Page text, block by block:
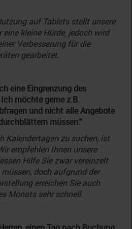
auf Tablets stellt unsere
kleine Hürde, jedoch wird
Verbesserung für die
gearbeitet.
eine Eingrenzung des
möchte gerne z.B.
und nicht alle Angebote
müssen."
Kalendertagen zu suchen, ist
empfehlen Ihnen unsere
Hilfe Sie zwar vereinzelt
doch aufgrund der
erreichen Sie auch
Monats sehr schnell.